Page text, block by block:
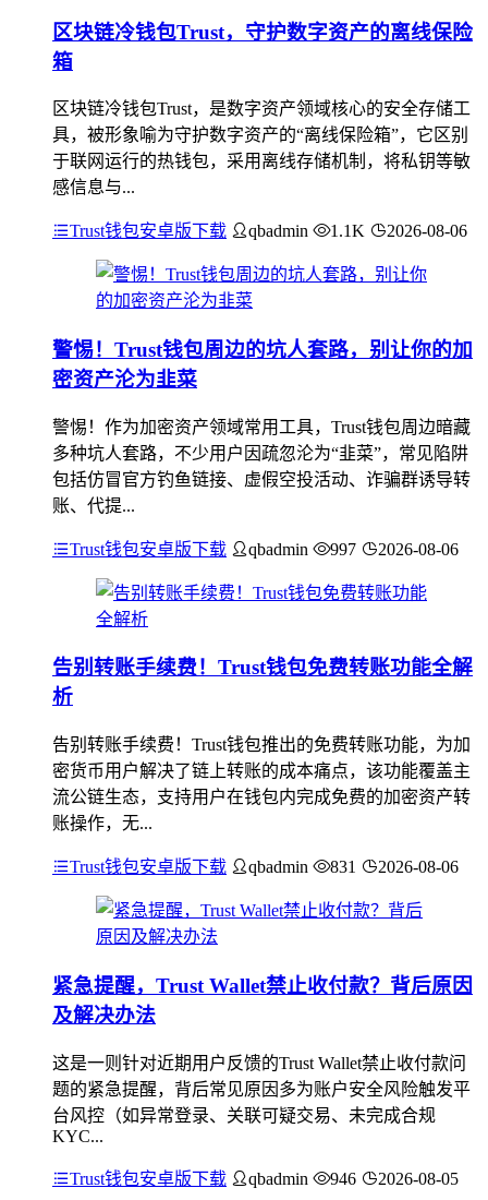
区块链冷钱包Trust，守护数字资产的离线保险
箱
区块链冷钱包Trust，是数字资产领域核心的安全存储工
具，被形象喻为守护数字资产的“离线保险箱”，它区别
于联网运行的热钱包，采用离线存储机制，将私钥等敏
感信息与...
Trust钱包安卓版下载 qbadmin 1.1K 2026-08-06
警惕！Trust钱包周边的坑人套路，别让你的加
密资产沦为韭菜
警惕！作为加密资产领域常用工具，Trust钱包周边暗藏
多种坑人套路，不少用户因疏忽沦为“韭菜”，常见陷阱
包括仿冒官方钓鱼链接、虚假空投活动、诈骗群诱导转
账、代提...
Trust钱包安卓版下载 qbadmin 997 2026-08-06
告别转账手续费！Trust钱包免费转账功能全解
析
告别转账手续费！Trust钱包推出的免费转账功能，为加
密货币用户解决了链上转账的成本痛点，该功能覆盖主
流公链生态，支持用户在钱包内完成免费的加密资产转
账操作，无...
Trust钱包安卓版下载 qbadmin 831 2026-08-06
紧急提醒，Trust Wallet禁止收付款？背后原因
及解决办法
这是一则针对近期用户反馈的Trust Wallet禁止收付款问
题的紧急提醒，背后常见原因多为账户安全风险触发平
台风控（如异常登录、关联可疑交易、未完成合规
KYC...
Trust钱包安卓版下载 qbadmin 946 2026-08-05